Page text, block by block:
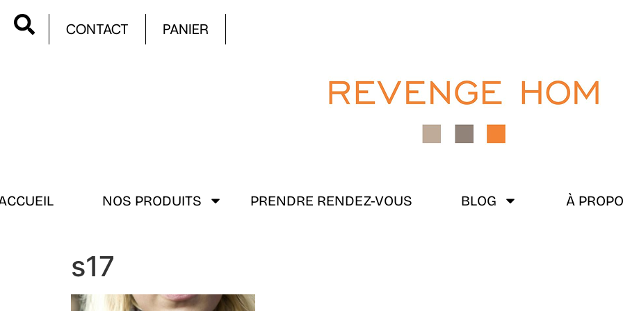
CONTACT PANIER
NOS PRODUITS PRENDRE RENDEZ-VOUS BLOG À
s17